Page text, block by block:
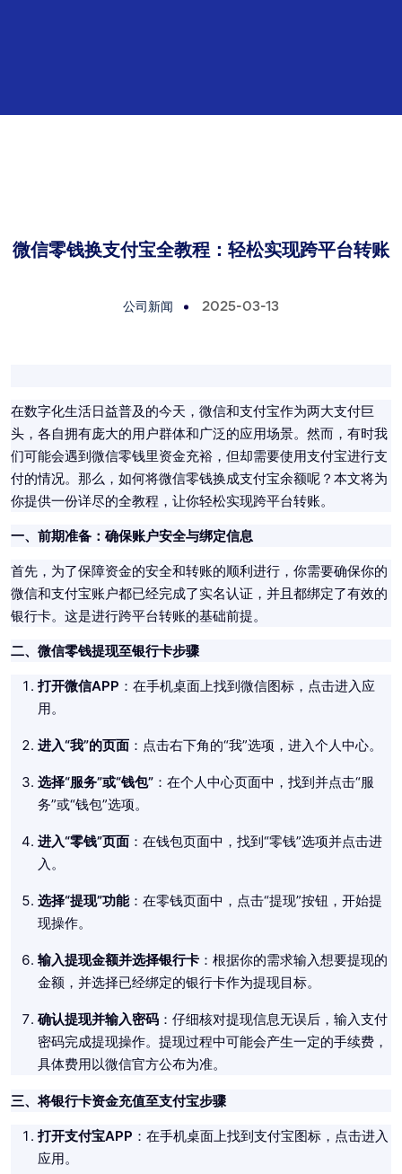
微信零钱换支付宝全教程：轻松实现跨平台转账
公司新闻 2025-03-13
在数字化生活日益普及的今天，微信和支付宝作为两大支付巨
头，各自拥有庞大的用户群体和广泛的应用场景。然而，有时我
们可能会遇到微信零钱里资金充裕，但却需要使用支付宝进行支
付的情况。那么，如何将微信零钱换成支付宝余额呢？本文将为
你提供一份详尽的全教程，让你轻松实现跨平台转账。
一、前期准备：确保账户安全与绑定信息
首先，为了保障资金的安全和转账的顺利进行，你需要确保你的
微信和支付宝账户都已经完成了实名认证，并且都绑定了有效的
银行卡。这是进行跨平台转账的基础前提。
二、微信零钱提现至银行卡步骤
打开微信APP ：在手机桌面上找到微信图标，点击进入应
用。
进入“我”的页面 ：点击右下角的“我”选项，进入个人中心。
选择“服务”或“钱包” ：在个人中心页面中，找到并点击“服
务”或“钱包”选项。
进入“零钱”页面 ：在钱包页面中，找到“零钱”选项并点击进
入。
选择“提现”功能：在零钱页面中，点击“提现”按钮，开始提
现操作。
输入提现金额并选择银行卡 ：根据你的需求输入想要提现的
金额，并选择已经绑定的银行卡作为提现目标。
确认提现并输入密码 ：仔细核对提现信息无误后，输入支付
密码完成提现操作。提现过程中可能会产生一定的手续费，
具体费用以微信官方公布为准。
三、将银行卡资金充值至支付宝步骤
打开支付宝APP ：在手机桌面上找到支付宝图标，点击进入
应用。